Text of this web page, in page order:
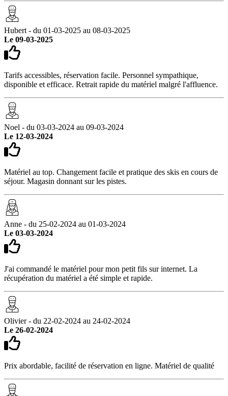
Hubert - du 01-03-2025 au 08-03-2025
Le 09-03-2025
Tarifs accessibles, réservation facile. Personnel sympathique,
disponible et efficace. Retrait rapide du matériel malgré l'affluence.
Noel - du 03-03-2024 au 09-03-2024
Le 12-03-2024
Matériel au top. Changement facile et pratique des skis en cours de
séjour. Magasin donnant sur les pistes.
Anne - du 25-02-2024 au 01-03-2024
Le 03-03-2024
J'ai commandé le matériel pour mon petit fils sur internet. La
récupération du matériel a été simple et rapide.
Olivier - du 22-02-2024 au 24-02-2024
Le 26-02-2024
Prix abordable, facilité de réservation en ligne. Matériel de qualité